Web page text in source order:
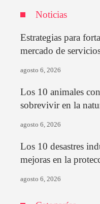
Noticias
Estrategias para
mercado de
agosto 6, 2026
Los 10 animales
sobrevivir en la
agosto 6, 2026
Los 10 desastres
mejoras en la
agosto 6, 2026